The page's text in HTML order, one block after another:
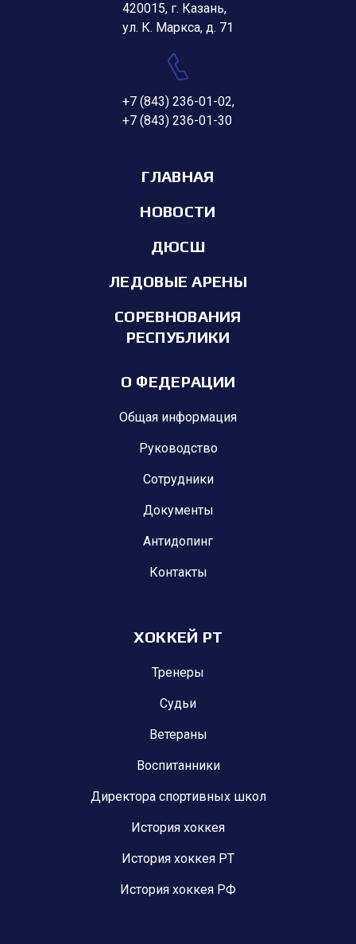
420015, г. Казань,
ул. К. Маркса, д. 71
+7 (843) 236-01-02,
+7 (843) 236-01-30
ГЛАВНАЯ
НОВОСТИ
ДЮСШ
ЛЕДОВЫЕ АРЕНЫ
СОРЕВНОВАНИЯ
РЕСПУБЛИКИ
О ФЕДЕРАЦИИ
Общая информация
Руководство
Сотрудники
Документы
Антидопинг
Контакты
ХОККЕЙ РТ
Тренеры
Судьи
Ветераны
Воспитанники
Директора спортивных школ
История хоккея
История хоккея РТ
История хоккея РФ